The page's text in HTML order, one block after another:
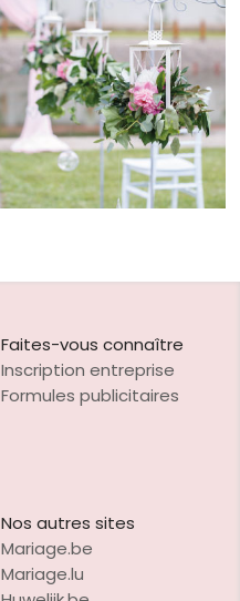
Faites-vous connaître
Inscription entreprise
Formules publicitaires
Nos autres sites
Mariage.be
Mariage.lu